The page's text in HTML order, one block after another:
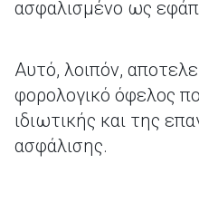
ασφαλισμένο ως
Αυτό, λοιπόν,
φορολογικό όφελος
ιδιωτικής και της
ασφάλισης.